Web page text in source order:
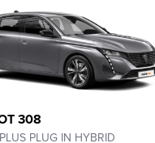
308
PLUG IN HYBRID